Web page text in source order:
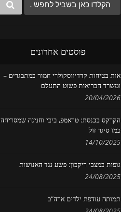
פוסטים אחרונים
אות בטיחות קרדיווסקולרי חמור במתבגרים –
ומשרד הבריאות פשוט התעלם
20/04/2026
הקרקס בכנסת: טראמפ, ביבי וחנינה שמסריחה
כמו סיגר זול
14/10/2025
גופות במצבי ריקבון: פשע נגד האנושות
24/08/2025
תמותה עודפת ילדים ארה”ב